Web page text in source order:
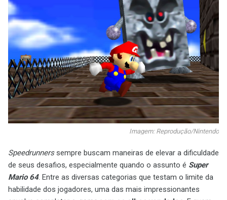
Imagem: Reprodução/Nintendo
Speedrunnerssempre buscam maneiras de elevar a dificuldade
de seus desafios, especialmente quando o assunto é Super
Mario 64. Entre as diversas categorias que testam o limite da
habilidade dos jogadores, uma das mais impressionantes